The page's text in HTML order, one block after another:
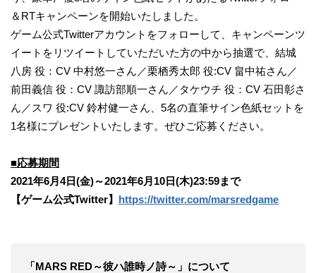
＆RTキャンペーンを開始いたしました。
ゲーム公式Twitterアカウントをフォローして、キャンペーンツ
イートをリツイートしていただいた方の中から抽選で、結城
八房 役：CV 中村悠一さん／栗栖秀太郎 役:CV 畠中祐さん／
前田義信 役：CV 諏訪部順一さん／タケウチ 役：CV 石田彰さ
ん／スワ 役:CV 鈴村健一さん、5名の直筆サイン色紙セットを
1名様にプレゼントいたします。ぜひご応募ください。
■応募期間
2021年6月4日(金)～2021年6月10日(木)23:59まで
【ゲーム公式Twitter】 https://twitter.com/marsredgame
「MARS RED～彼ハ誰時ノ詩～」について